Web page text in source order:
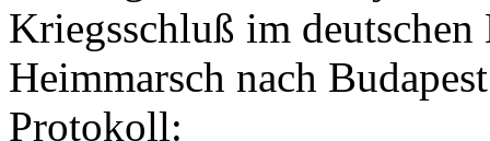
Kriegsschluß im
Heimmarsch nach
Protokoll: